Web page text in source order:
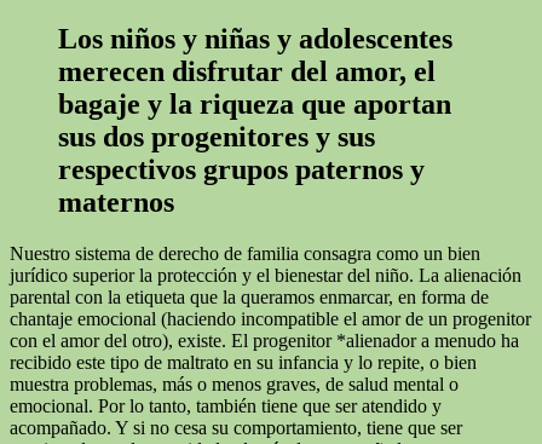
Los niños y niñas y adolescentes
merecen disfrutar del amor, el
bagaje y la riqueza que aportan
sus dos progenitores y sus
respectivos grupos paternos y
maternos
Nuestro sistema de derecho de familia consagra como un bien
jurídico superior la protección y el bienestar del niño. La alienación
parental con la etiqueta que la queramos enmarcar, en forma de
chantaje emocional (haciendo incompatible el amor de un progenitor
con el amor del otro), existe. El progenitor *alienador a menudo ha
recibido este tipo de maltrato en su infancia y lo repite, o bien
muestra problemas, más o menos graves, de salud mental o
emocional. Por lo tanto, también tiene que ser atendido y
acompañado. Y si no cesa su comportamiento, tiene que ser